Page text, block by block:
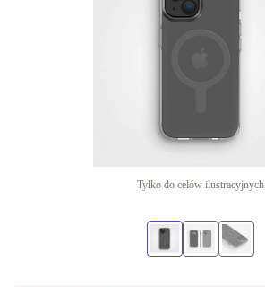
Tylko do celów ilustracyjnych